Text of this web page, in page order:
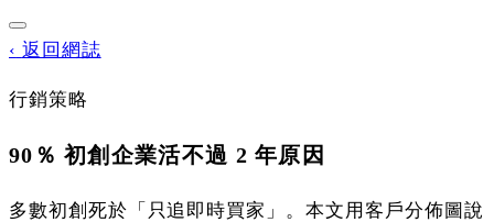
‹ 返回網誌
行銷策略
90％ 初創企業活不過 2 年原因
多數初創死於「只追即時買家」。本文用客戶分佈圖說